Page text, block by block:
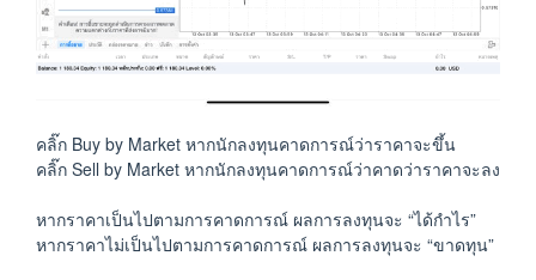
คลิ๊ก Buy by Market หากนักลงทุนคาดการณ์ว่าราคาจะขึ้น
คลิ๊ก Sell by Market หากนักลงทุนคาดการณ์ว่าคาดว่าราคาจะลง
หากราคาเป็นไปตามการคาดการณ์ ผลการลงทุนจะ “ได้กำไร”
หากราคาไม่เป็นไปตามการคาดการณ์ ผลการลงทุนจะ “ขาดทุน”